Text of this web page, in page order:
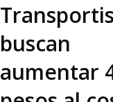
buscan
aumentar